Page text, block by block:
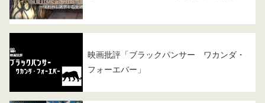
映画批評「ブラックパンサー ワカンダ・
フォーエバー」